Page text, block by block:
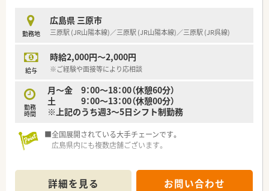
勤務地
広島県 三原市
三原駅 (JR山陽本線)／三原駅 (JR山陽本線)／三原駅 (JR呉線)
給与
時給2,000円～2,000円
※ご経験や面接等により応相談
勤務
時間
月～金 9：00～18：00（休憩60分）
土 9：00～13：00（休憩00分）
※上記のうち週3～5日シフト制勤務
■全国展開されている大手チェーンです。
広島県内にも複数店舗ございます。
大手チェーン薬局ならではの福利厚生が充実しています。
詳細を見る お問い合わせ